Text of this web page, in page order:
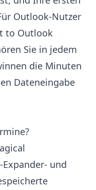
Outlook-Nutzer
to Outlook
Sie in jedem
die Minuten
Dateneingabe
und